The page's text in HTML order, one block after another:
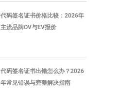
代码签名证书价格比较：2026年
主流品牌OV与EV报价
代码签名证书出错怎么办？2026
年常见错误与完整解决指南